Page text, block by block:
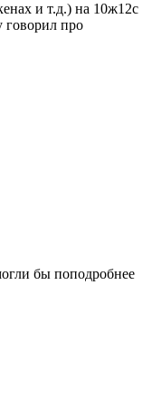
и т.д.) на 10ж12с
про
бы поподробнее